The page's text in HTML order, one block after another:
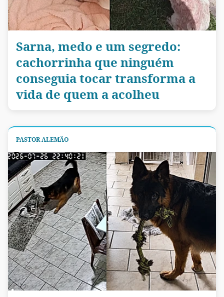
Sarna, medo e um segredo:
cachorrinha que ninguém
conseguia tocar transforma a
vida de quem a acolheu
PASTOR ALEMÃO